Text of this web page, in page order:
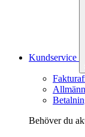
Kundservice
Behöver du